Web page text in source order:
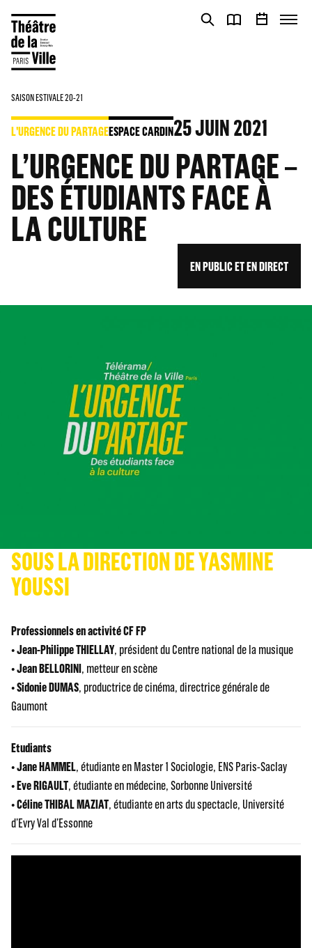
SAISON ESTIVALE 20-21
L'URGENCE DU PARTAGEESPACE CARDIN25JUIN 2021
L’URGENCE DU PARTAGE –
DES ÉTUDIANTS FACE À
LA CULTURE
EN PUBLIC ET EN DIRECT
SOUS LA DIRECTION DE YASMINE
YOUSSI
Professionnels en activité CF FP
•Jean-Philippe THIELLAY, président du Centre national de la musique
•Jean BELLORINI, metteur en scène
•Sidonie DUMAS, productrice de cinéma, directrice générale de
Gaumont
Etudiants
•Jane HAMMEL, étudiante en Master 1 Sociologie, ENS Paris-Saclay
•Eve RIGAULT, étudiante en médecine, Sorbonne Université
•Céline THIBAL MAZIAT, étudiante en arts du spectacle, Université
d’Evry Val d’Essonne